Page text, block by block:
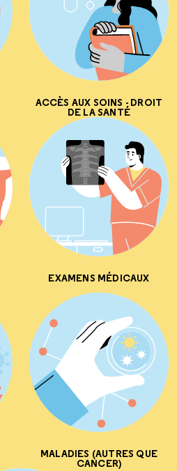
ACCÈS AUX SOINS - DROIT
DE LA SANTÉ
EXAMENS MÉDICAUX
MALADIES (AUTRES QUE
CANCER)